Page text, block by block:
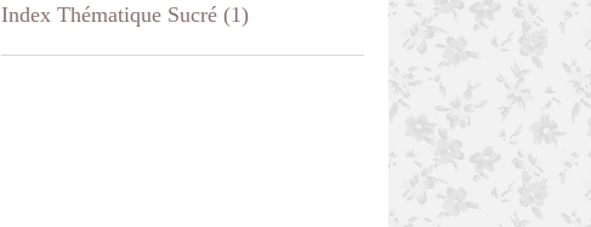
Index Thématique Sucré (1)